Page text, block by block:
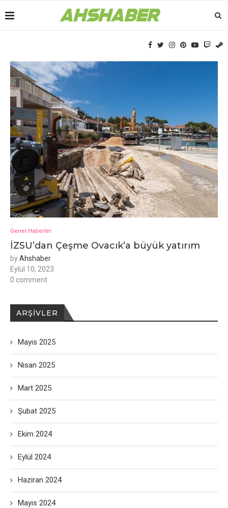
Genel Haberler
İZSU’dan Çeşme Ovacık’a büyük yatırım
byAhshaber
Eylül 10, 2023
0 comment
ARŞIVLER
Mayıs 2025
Nisan 2025
Mart 2025
Şubat 2025
Ekim 2024
Eylül 2024
Haziran 2024
Mayıs 2024